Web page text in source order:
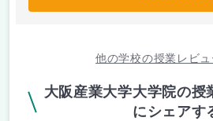
他の学校の授業レビ
大阪産業大学大学院の授
にシェアす